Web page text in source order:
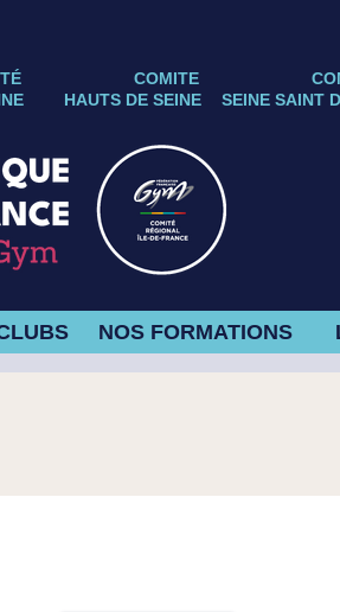
COMITE
SEINE SAINT
HAUTS DE SEINE
NOS FORMATIONS